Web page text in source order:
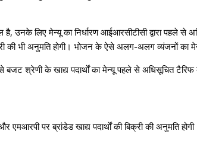
है, उनके लिए मेन्यू का निर्धारण आईआरसीटीसी द्वारा
की भी अनुमति होगी। भोजन के ऐसे अलग-अलग व्यंजनों का
श्रेणी के खाद्य पदार्थों का मेन्यू पहले से अधिसूचित टैरिफ
पर ब्रांडेड खाद्य पदार्थों की बिक्री की अनुमति